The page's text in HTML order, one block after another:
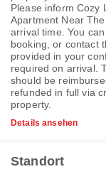
Please inform Cozy
Apartment Near
arrival time. You
booking, or contact
provided in your
required on arrival.
should be
refunded in full via
property.
Details ansehen
Standort